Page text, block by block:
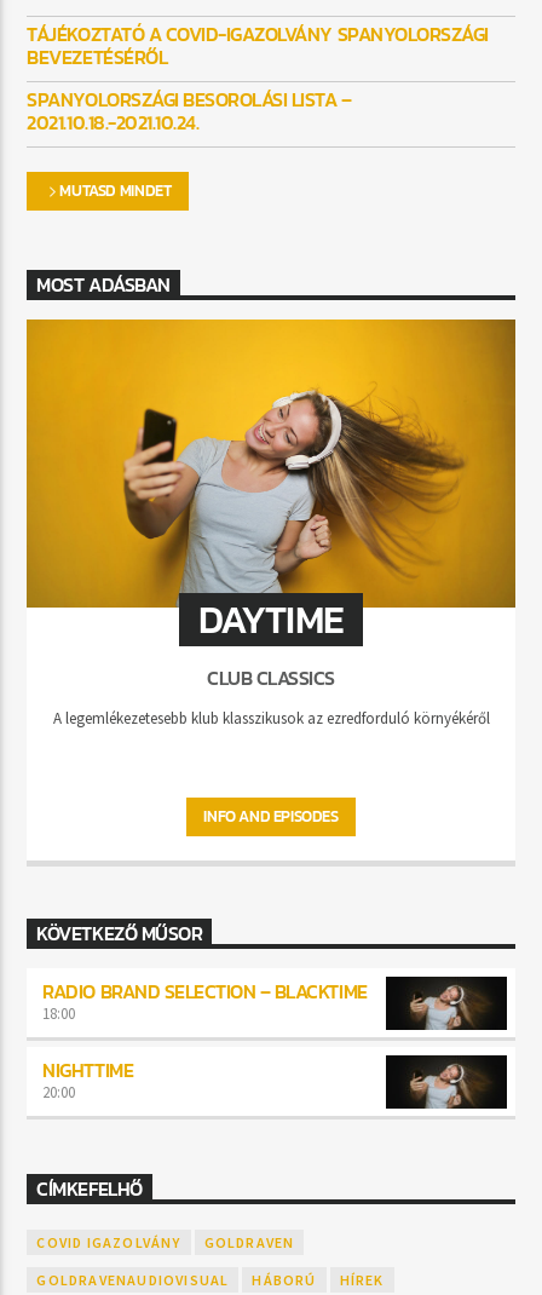
TÁJÉKOZTATÓ A COVID-IGAZOLVÁNY SPANYOLORSZÁGI
BEVEZETÉSÉRŐL
SPANYOLORSZÁGI BESOROLÁSI LISTA –
2021.10.18.-2021.10.24.
MUTASD MINDET
MOST ADÁSBAN
DAYTIME
CLUB CLASSICS
A legemlékezetesebb klub klasszikusok az ezredforduló környékéről
INFO AND EPISODES
KÖVETKEZŐ MŰSOR
RADIO BRAND SELECTION – BLACKTIME
18:00
NIGHTTIME
20:00
CÍMKEFELHŐ
COVID IGAZOLVÁNY GOLDRAVEN
GOLDRAVENAUDIOVISUAL HÁBORÚ HÍREK